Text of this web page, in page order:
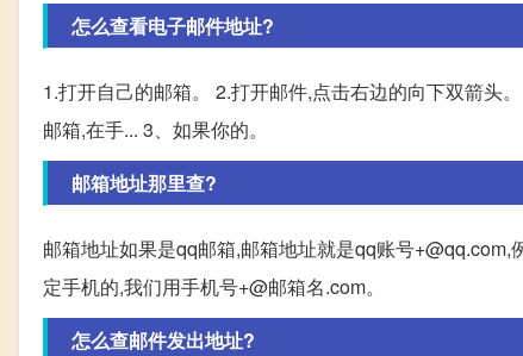
怎么查看电子邮件地址?
1.打开自己的邮箱。 2.打开邮件,点击右边的向下双箭头
邮箱,在手... 3、如果你的。
邮箱地址那里查?
邮箱地址如果是qq邮箱,邮箱地址就是qq账号
定手机的,我们用手机号+@邮箱名.com。
怎么查邮件发出地址?